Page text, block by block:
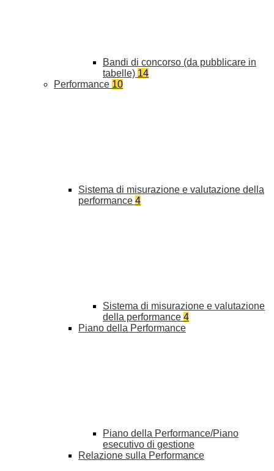
Bandi di concorso (da pubblicare in
tabelle) 14
Performance 10
Sistema di misurazione e valutazione della
performance 4
Sistema di misurazione e valutazione
della performance 4
Piano della Performance
Piano della Performance/Piano
esecutivo di gestione
Relazione sulla Performance